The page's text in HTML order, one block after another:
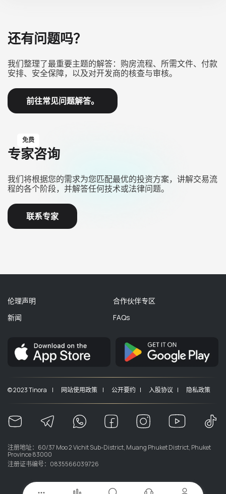
还有问题吗？
我们整理了最重要主题的解答：购房流程、所需文件、付款
安排、安全保障，以及对开发商的核查与审核。
前往常见问题解答。
免费
专家咨询
我们将根据您的需求为您匹配最优的投资方案，讲解交易流
程的各个阶段，并解答任何技术或法律问题。
联系专家
伦理声明
新闻
合作伙伴专区
FAQs
© 2023 Tinora | 网站使用政策 | 公开要约 | 入股协议 | 隐私政策
注册地址：60/37 Moo 2 Vichit Sub-District, Muang Phuket District, Phuket
Province 83000
注册证书编号：0835566039726